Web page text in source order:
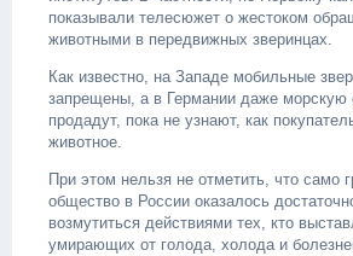
показывали телесюжет о жестоком
животными в передвижных зверинцах.
Как известно, на Западе мобильные
запрещены, а в Германии даже морскую
продадут, пока не узнают, как
животное.
При этом нельзя не отметить, что само
общество в России оказалось
возмутиться действиями тех, кто
умирающих от голода, холода и